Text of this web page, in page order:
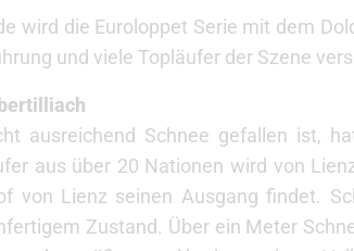
wird die Euroloppet Serie mit dem
und viele Topläufer der Szene
ausreichend Schnee gefallen ist,
aus über 20 Nationen wird von
von Lienz seinen Ausgang findet.
Zustand. Über ein Meter